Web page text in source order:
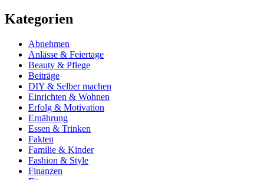
Kategorien
Abnehmen
Anlässe & Feiertage
Beauty & Pflege
Beiträge
DIY & Selber machen
Einrichten & Wohnen
Erfolg & Motivation
Ernährung
Essen & Trinken
Fakten
Familie & Kinder
Fashion & Style
Finanzen